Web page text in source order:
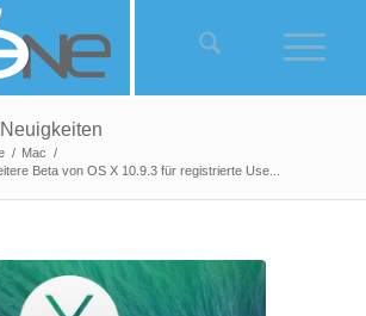
/ Mac /
Beta von OS X 10.9.3 für registrierte Use...